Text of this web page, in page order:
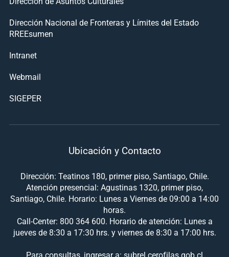
Dirección Nacional de Fronteras y Límites del Estado
RREEsumen
Intranet
Webmail
SIGEPER
Ubicación y Contacto
Dirección: Teatinos 180, primer piso, Santiago, Chile.
Atención presencial: Agustinas 1320, primer piso,
Santiago, Chile. Horario: Lunes a Viernes de 09:00 a 14:00
horas.
Call-Center: 800 364 600. Horario de atención: Lunes a
jueves de 8:30 a 17:30 hrs. y viernes de 8:30 a 17:00 hrs.
Para consultas, ingresar a: subrel.cerofilas.gob.cl